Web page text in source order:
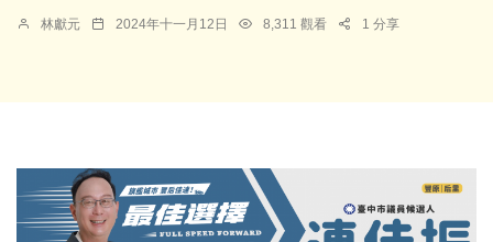
林獻元 2024年十一月12日 8,311 觀看 1 分享